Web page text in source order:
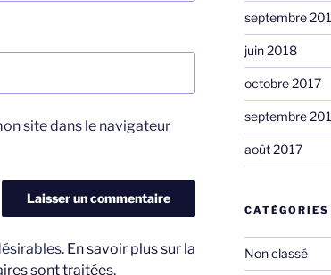
site dans le navigateur
En savoir plus sur la
sont traitées.
septembre
juin 2018
octobre 2017
septembre
août 2017
CATÉGORIES
Non classé